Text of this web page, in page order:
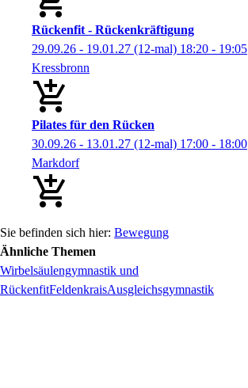
Rückenfit - Rückenkräftigung
29.09.26 - 19.01.27 (12-mal) 18:20 - 19:05
Kressbronn
Pilates für den Rücken
30.09.26 - 13.01.27 (12-mal) 17:00 - 18:00
Markdorf
Bewegung
Ähnliche Themen
Wirbelsäulengymnastik und
RückenfitFeldenkraisAusgleichsgymnastik